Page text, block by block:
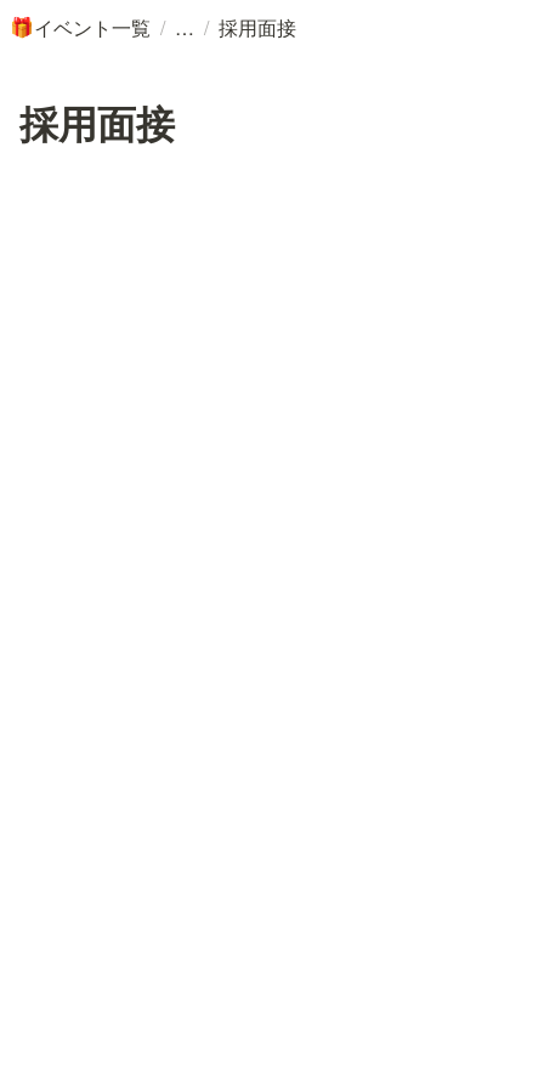
🎁イベント一覧 / / 採用面接
採用面接